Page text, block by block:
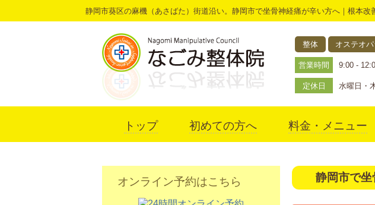
静岡市葵区の麻機（あさばた）街道沿い。静岡市で坐骨神経痛が辛い方へ｜根本
整体 オステオ
営業時間 9:00 -
定休日 水曜日・
トップ 初めての方へ 料金・メニュー
静岡市で
オンライン予約はこちら